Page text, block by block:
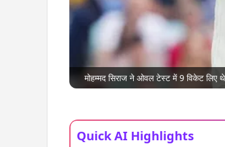
मोहम्मद सिराज ने ओवल टेस्ट में 9 विकेट लिए
Quick AI Highlights